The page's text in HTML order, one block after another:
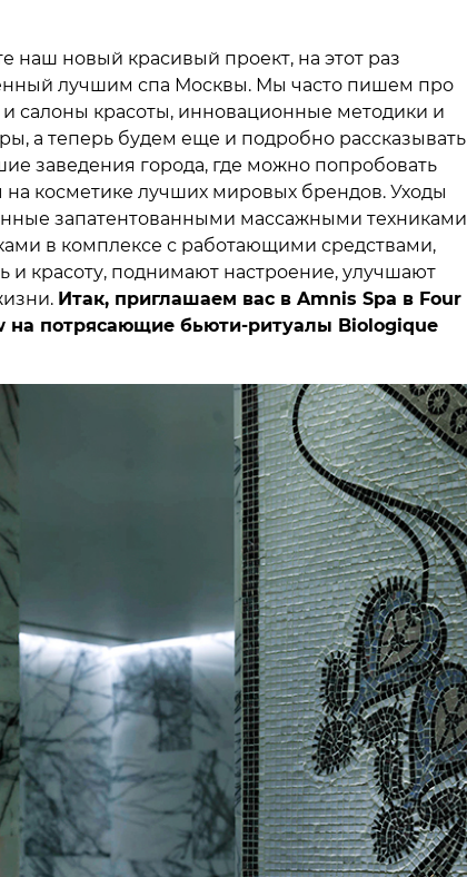
наш новый красивый проект, на этот раз
лучшим спа Москвы. Мы часто пишем про
салоны красоты, инновационные методики и
а теперь будем еще и подробно рассказывать
заведения города, где можно попробовать
на косметике лучших мировых брендов. Уходы
запатентованными массажными техниками
в комплексе с работающими средствами,
и красоту, поднимают настроение, улучшают
Итак, приглашаем вас в Amnis Spa в Four
на потрясающие бьюти-ритуалы Biologique